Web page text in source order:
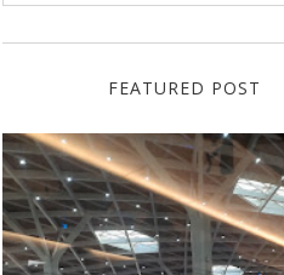
FEATURED POST